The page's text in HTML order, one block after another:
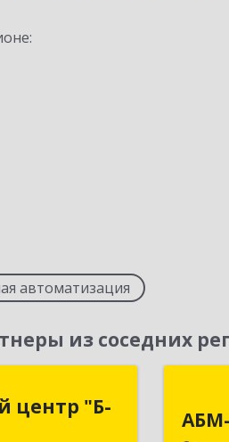
автоматизация
из соседних
центр "Б-
центр "Б-
Софт"